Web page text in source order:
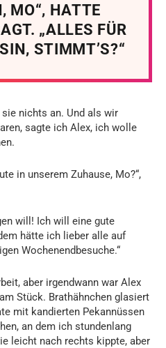
MO“, HATTE
„ALLES FÜR
STIMMT’S?“
nichts an. Und als wir
sagte ich Alex, ich wolle
in unserem Zuhause, Mo?“,
will! Ich will eine gute
hätte ich lieber alle auf
Wochenendbesuche.“
aber irgendwann war Alex
Stück. Brathähnchen glasiert
mit kandierten Pekannüssen
an dem ich stundenlang
leicht nach rechts kippte, aber